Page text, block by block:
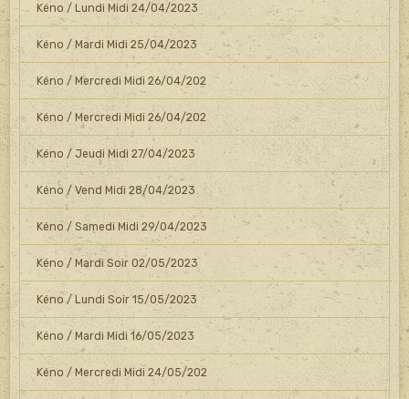
Kéno / Lundi Midi 24/04/2023
Kéno / Mardi Midi 25/04/2023
Kéno / Mercredi Midi 26/04/202
Kéno / Mercredi Midi 26/04/202
Kéno / Jeudi Midi 27/04/2023
Kéno / Vend Midi 28/04/2023
Kéno / Samedi Midi 29/04/2023
Kéno / Mardi Soir 02/05/2023
Kéno / Lundi Soir 15/05/2023
Kéno / Mardi Midi 16/05/2023
Kéno / Mercredi Midi 24/05/202